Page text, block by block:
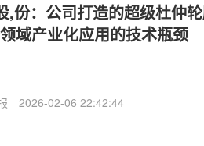
,份：公司打造的超级杜仲
域产业化应用的技术瓶颈
2026-02-06 22:42:44